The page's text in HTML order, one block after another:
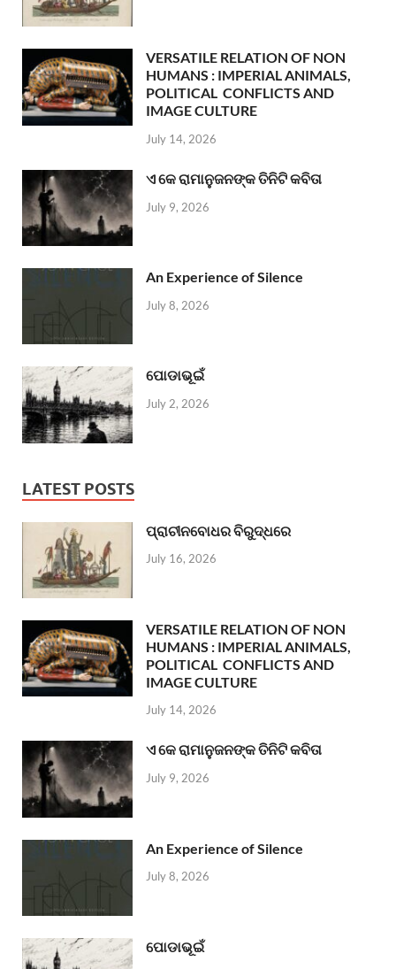
VERSATILE RELATION OF NON
HUMANS : IMPERIAL ANIMALS,
POLITICAL CONFLICTS AND
IMAGE CULTURE
July 14, 2026
ଏ କେ ରାମାନୁଜନଙ୍କ ତିନିଟି କବିତା
July 9, 2026
An Experience of Silence
July 8, 2026
ପୋଡାଭୂଇଁ
July 2, 2026
LATEST POSTS
ପ୍ରାଚୀନବୋଧର ବିରୁଦ୍ଧରେ
July 16, 2026
VERSATILE RELATION OF NON
HUMANS : IMPERIAL ANIMALS,
POLITICAL CONFLICTS AND
IMAGE CULTURE
July 14, 2026
ଏ କେ ରାମାନୁଜନଙ୍କ ତିନିଟି କବିତା
July 9, 2026
An Experience of Silence
July 8, 2026
ପୋଡାଭୂଇଁ